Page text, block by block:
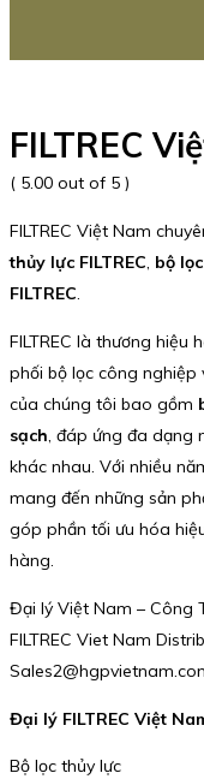
FILTREC
( 5.00 out of 5 )
FILTREC Việt Nam
thủy lực FILTREC, bộ
FILTREC.
FILTREC là thương hiệu
phối bộ lọc công nghiệp
của chúng tôi bao gồm
sạch, đáp ứng đa dạng
khác nhau. Với nhiều
mang đến những sản
góp phần tối ưu hóa
hàng.
Đại lý Việt Nam – Công
FILTREC Viet Nam
Đại lý FILTREC Việt
Bộ lọc thủy lực